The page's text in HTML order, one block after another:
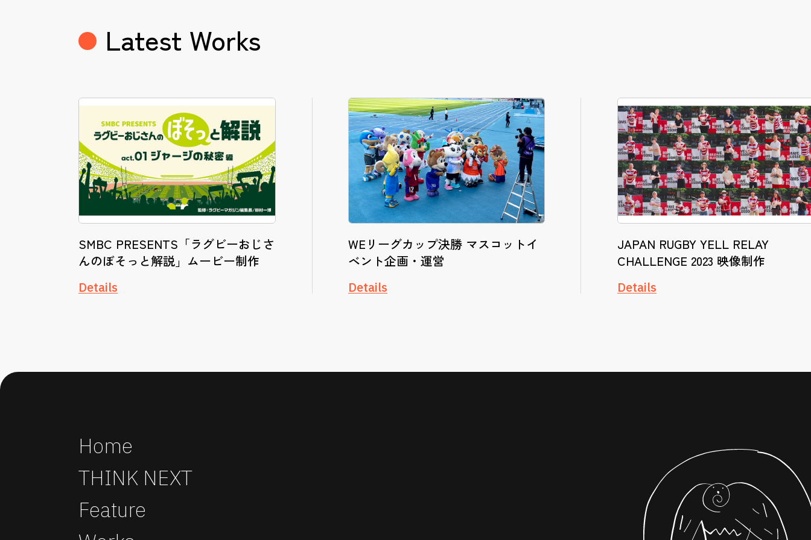
Latest Works
SMBC PRESENTS「ラグビーおじさ
んのぼそっと解説」ムービー制作
Details
WEリーグカップ決勝 マスコットイ
ベント企画・運営
Details
JAPAN RUGBY YELL RELAY
CHALLENGE 2023 映像制作
Details
Home
THINK NEXT
Feature